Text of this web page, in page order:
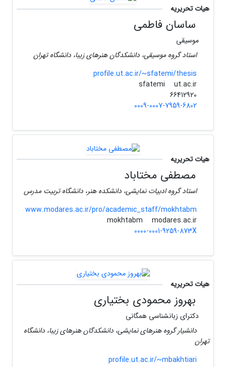
هیات تحریریه
ساسان فاطمی
موسیقی
استاد گروه موسیقی، دانشکدگان هنرهای زیبا، دانشگاه تهران
profile.ut.ac.ir/~sfatemi/thesis
sfatemi
ut.ac.ir
0009-0007-7959-6802
هیات تحریریه
مصطفی مختاباد
استاد گروه ادبیات نمایشی، دانشکده هنر، دانشگاه تربیت مدرس
www.modares.ac.ir/pro/academic_staff/mokhtabm
mokhtabm
modares.ac.ir
0000-0001-9259-873X
هیات تحریریه
بهروز محمودی بختیاری
دکترای زبانشناسی همگانی
دانشیار گروه هنرهای نمایشی، دانشکدگان هنرهای زیبا، دانشگاه
تهران
profile.ut.ac.ir/~mbakhtiari